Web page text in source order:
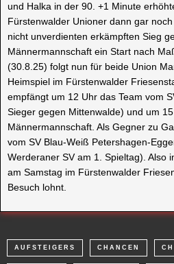
und Halka in der 90. +1 Minute
Fürstenwalder Unioner dann gar
nicht unverdienten erkämpften Sieg
Männermannschaft ein Start nach
(30.8.25) folgt nun für beide Union
Heimspiel im Fürstenwalder
empfängt um 12 Uhr das Team vom
Sieger gegen Mittenwalde) und um
Männermannschaft. Als Gegner zu
vom SV Blau-Weiß Petershagen-
Werderaner SV am 1. Spieltag). Also
am Samstag im Fürstenwalder
Besuch lohnt.
AUFSTEIGERS CHANCEN